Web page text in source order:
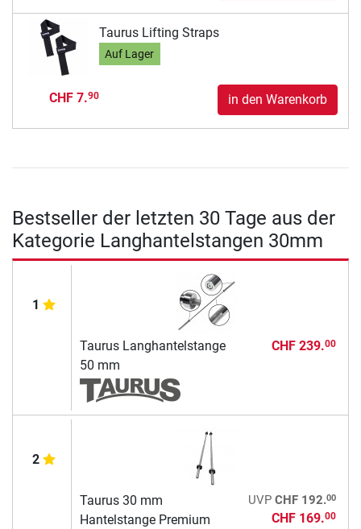
Taurus Lifting Straps
Auf Lager
CHF 7.90 in den Warenkorb
Bestseller der letzten 30 Tage aus der
Kategorie Langhantelstangen 30mm
1
Taurus Langhantelstange
50 mm
CHF 239.00
2
Taurus 30 mm
Hantelstange Premium
UVP CHF 192.00
CHF 169.00